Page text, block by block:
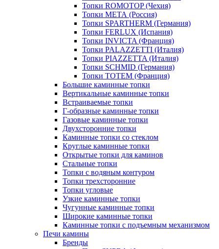
Топки ROMOTOP (Чехия)
Топки МЕТА (Россия)
Топки SPARTHERM (Германия)
Топки FERLUX (Испания)
Топки INVICTA (Франция)
Топки PALAZZETTI (Италия)
Топки PIAZZETTA (Италия)
Топки SCHMID (Германия)
Топки TOTEM (Франция)
Большие каминные топки
Вертикальные каминные топки
Встраиваемые топки
Г-образные каминные топки
Газовые каминные топки
Двухсторонние топки
Каминные топки со стеклом
Круглые каминные топки
Открытые топки для каминов
Стальные топки
Топки с водяным контуром
Топки трехсторонние
Топки угловые
Узкие каминные топки
Чугунные каминные топки
Широкие каминные топки
Каминные топки с подъемным механизмом
Печи камины
Бренды